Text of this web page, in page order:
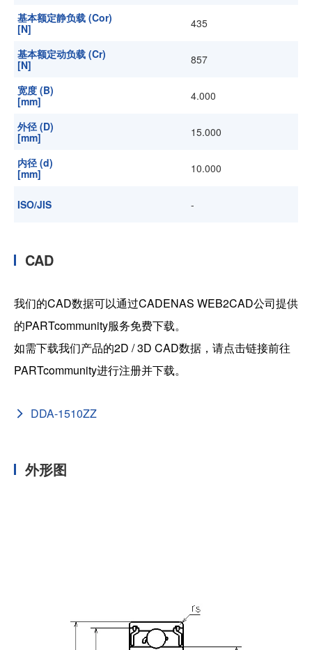
基本额定静负载 (Cor)
[N]
435
基本额定动负载 (Cr)
[N]
857
宽度 (B)
[mm]
4.000
外径 (D)
[mm]
15.000
内径 (d)
[mm]
10.000
ISO/JIS -
CAD
我们的CAD数据可以通过CADENAS WEB2CAD公司提供
的PARTcommunity服务免费下载。
如需下载我们产品的2D / 3D CAD数据，请点击链接前往
PARTcommunity进行注册并下载。
DDA-1510ZZ
外形图